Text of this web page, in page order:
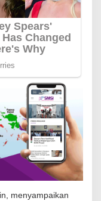
menyampaikan